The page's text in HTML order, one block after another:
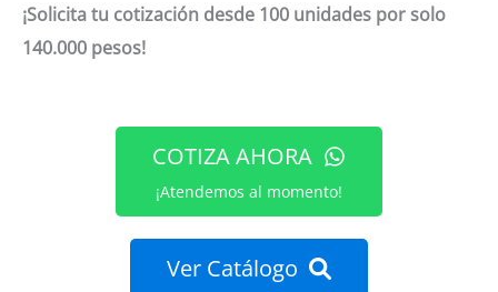
¡Solicita tu cotización desde 100 unidades por solo
140.000 pesos!
COTIZA AHORA
¡Atendemos al momento!
Ver Catálogo